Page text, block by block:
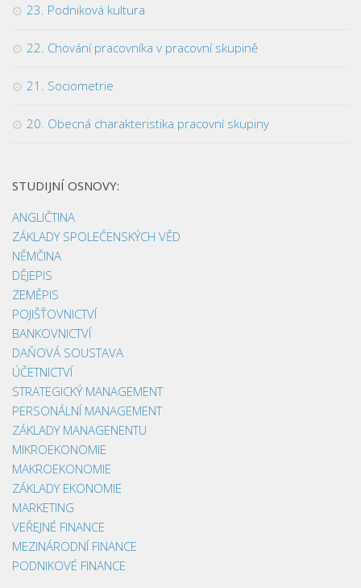
23. Podniková kultura
22. Chování pracovníka v pracovní skupině
21. Sociometrie
20. Obecná charakteristika pracovní skupiny
STUDIJNÍ OSNOVY:
ANGLIČTINA
ZÁKLADY SPOLEČENSKÝCH VĚD
NĚMČINA
DĚJEPIS
ZEMĚPIS
POJIŠŤOVNICTVÍ
BANKOVNICTVÍ
DAŇOVÁ SOUSTAVA
ÚČETNICTVÍ
STRATEGICKÝ MANAGEMENT
PERSONÁLNÍ MANAGEMENT
ZÁKLADY MANAGENENTU
MIKROEKONOMIE
MAKROEKONOMIE
ZÁKLADY EKONOMIE
MARKETING
VEŘEJNÉ FINANCE
MEZINÁRODNÍ FINANCE
PODNIKOVÉ FINANCE